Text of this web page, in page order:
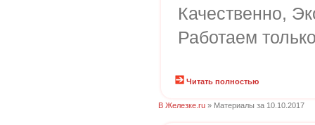
Качественно,
Работаем
Читать полностью
В Железке.ru » Материалы за 10.10.2017